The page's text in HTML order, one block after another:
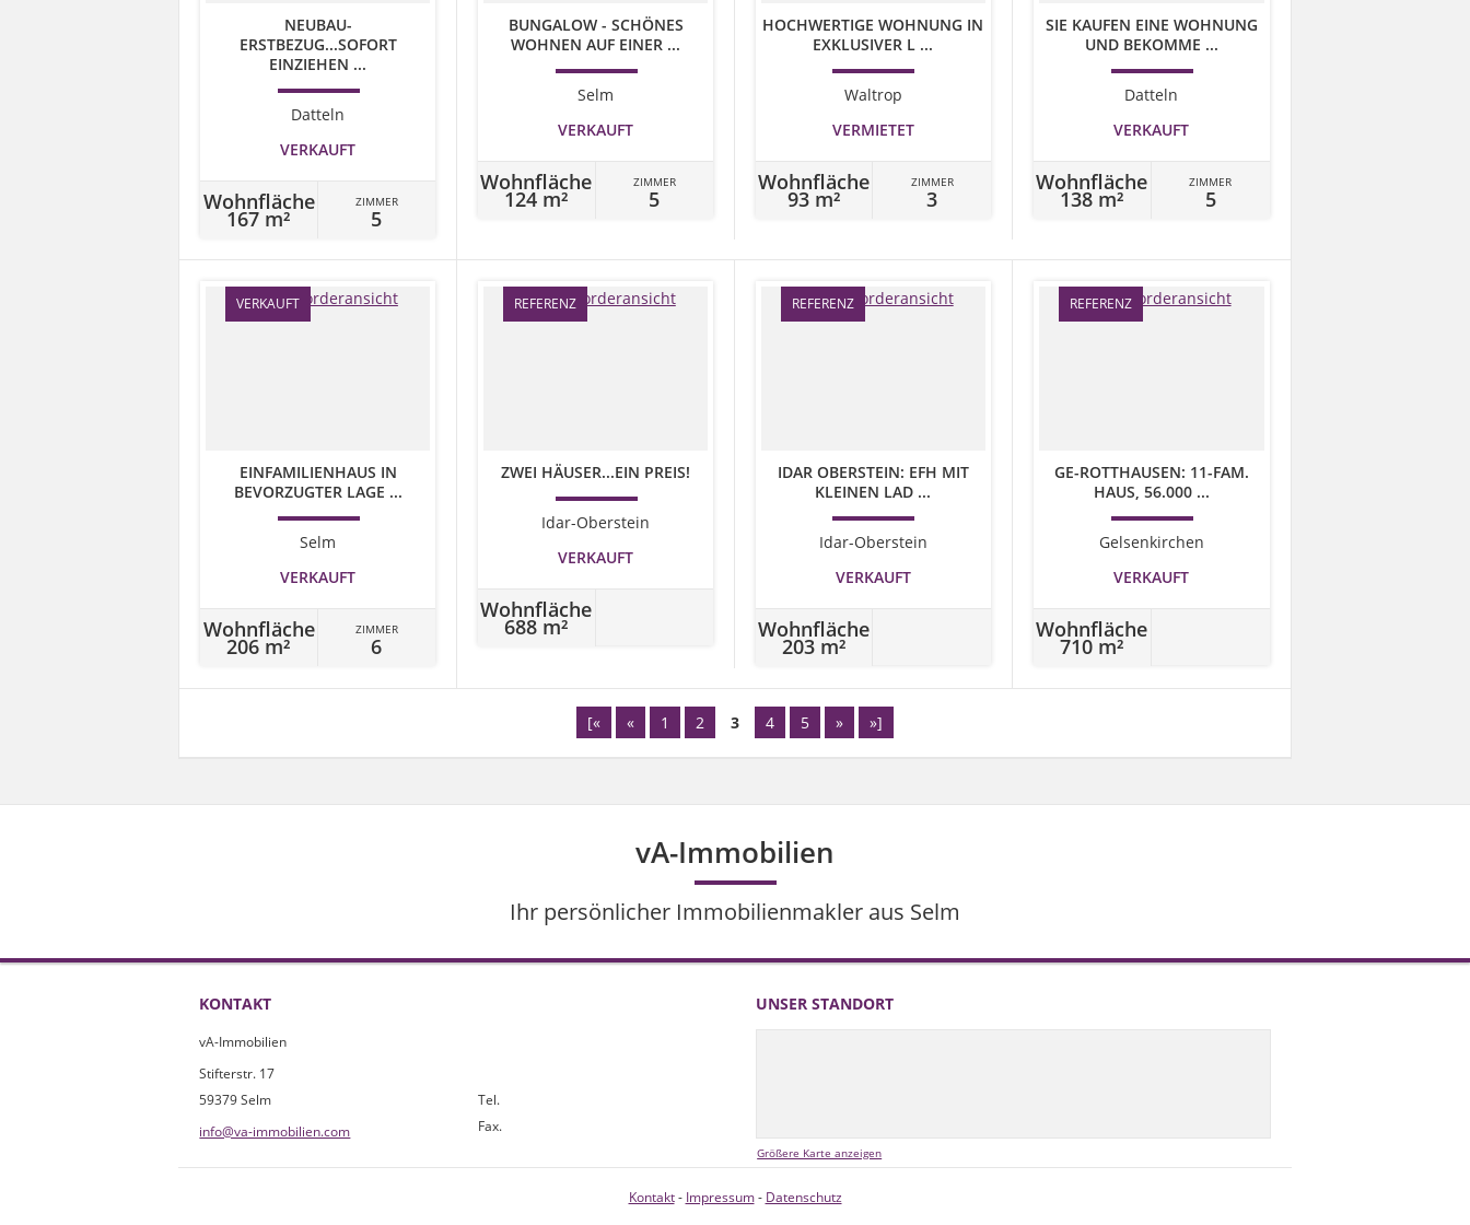
NEUBAU-
ERSTBEZUG...SOFORT
EINZIEHEN ...
Datteln
VERKAUFT
Wohnfläche
167 m²
ZIMMER
5
BUNGALOW - SCHÖNES
WOHNEN AUF EINER ...
Selm
VERKAUFT
Wohnfläche
124 m²
ZIMMER
5
HOCHWERTIGE WOHNUNG IN
EXKLUSIVER L ...
Waltrop
VERMIETET
Wohnfläche
93 m²
ZIMMER
3
SIE KAUFEN EINE WOHNUNG
UND BEKOMME ...
Datteln
VERKAUFT
Wohnfläche
138 m²
ZIMMER
5
VERKAUFT
EINFAMILIENHAUS IN
BEVORZUGTER LAGE ...
Selm
VERKAUFT
Wohnfläche
206 m²
ZIMMER
6
REFERENZ
ZWEI HÄUSER...EIN PREIS!
Idar-Oberstein
VERKAUFT
Wohnfläche
688 m²
REFERENZ
IDAR OBERSTEIN: EFH MIT
KLEINEN LAD ...
Idar-Oberstein
VERKAUFT
Wohnfläche
203 m²
REFERENZ
GE-ROTTHAUSEN: 11-FAM.
HAUS, 56.000 ...
Gelsenkirchen
VERKAUFT
Wohnfläche
710 m²
[« « 1 2 3 4 5 » »]
vA-Immobilien
Ihr persönlicher Immobilienmakler aus Selm
KONTAKT
vA-Immobilien
Stifterstr. 17
59379 Selm
info@va-immobilien.com
Tel.
Fax.
UNSER STANDORT
Größere Karte anzeigen
Kontakt- Impressum- Datenschutz